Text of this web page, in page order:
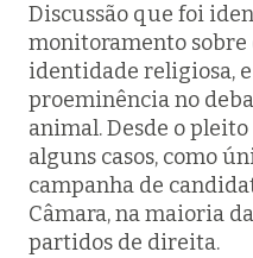
Discussão que foi
monitoramento
identidade religiosa,
proeminência no
animal. Desde o
alguns casos, como
campanha de
Câmara, na maioria
partidos de direita.